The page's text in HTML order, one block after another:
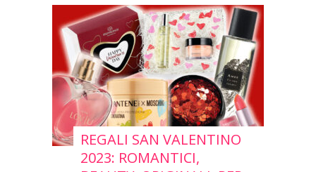
REGALI SAN VALENTINO
2023: ROMANTICI,